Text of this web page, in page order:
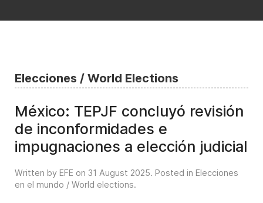
Elecciones / World Elections
México: TEPJF concluyó revisión
de inconformidades e
impugnaciones a elección judicial
Written by EFE on 31 August 2025. Posted in Elecciones
en el mundo / World elections.